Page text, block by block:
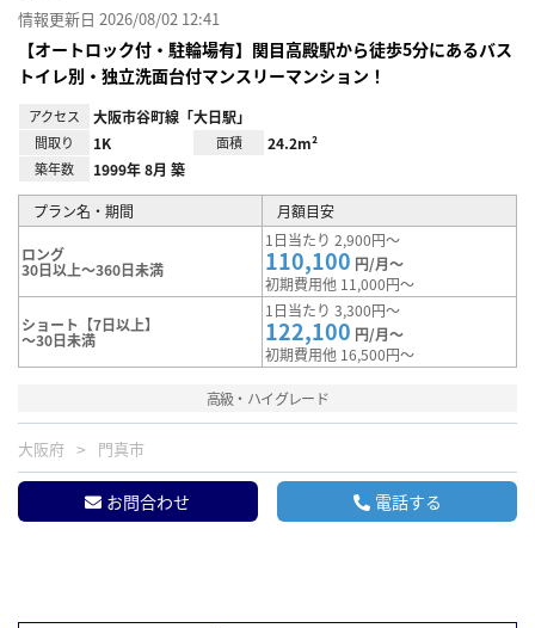
情報更新日 2026/08/02 12:41
【オートロック付・駐輪場有】関目高殿駅から徒歩5分にあるバス
トイレ別・独立洗面台付マンスリーマンション！
アクセス 大阪市谷町線「大日駅」
間取り 1K 面積 24.2m²
築年数 1999年 8月 築
プラン名・期間 月額目安
ロング
30日以上～360日未満
1日当たり 2,900円～
110,100 円/月～
初期費用他 11,000円～
ショート【7日以上】
～30日未満
1日当たり 3,300円～
122,100 円/月～
初期費用他 16,500円～
高級・ハイグレード
大阪府 門真市
お問合わせ 電話する